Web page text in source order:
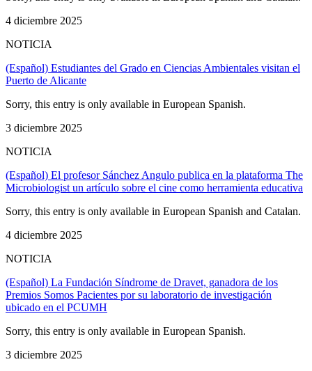
4 diciembre 2025
NOTICIA
(Español) Estudiantes del Grado en Ciencias Ambientales visitan el
Puerto de Alicante
Sorry, this entry is only available in European Spanish.
3 diciembre 2025
NOTICIA
(Español) El profesor Sánchez Angulo publica en la plataforma The
Microbiologist un artículo sobre el cine como herramienta educativa
Sorry, this entry is only available in European Spanish and Catalan.
4 diciembre 2025
NOTICIA
(Español) La Fundación Síndrome de Dravet, ganadora de los
Premios Somos Pacientes por su laboratorio de investigación
ubicado en el PCUMH
Sorry, this entry is only available in European Spanish.
3 diciembre 2025